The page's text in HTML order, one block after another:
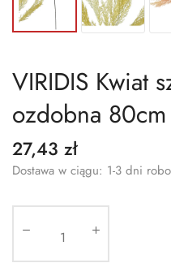
VIRIDIS Kwiat
ozdobna
27,43 zł
Dostawa w ciągu: 1-3 dni